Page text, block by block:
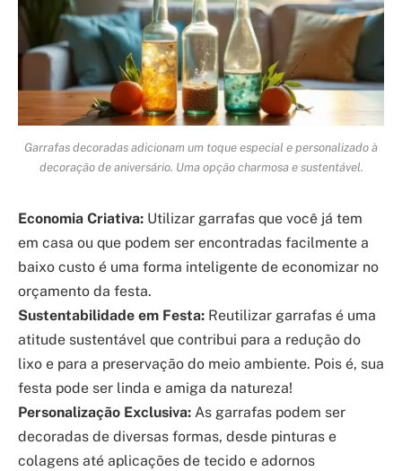
Garrafas decoradas adicionam um toque especial e personalizado à
decoração de aniversário. Uma opção charmosa e sustentável.
Economia Criativa: Utilizar garrafas que você já tem
em casa ou que podem ser encontradas facilmente a
baixo custo é uma forma inteligente de economizar no
orçamento da festa.
Sustentabilidade em Festa: Reutilizar garrafas é uma
atitude sustentável que contribui para a redução do
lixo e para a preservação do meio ambiente. Pois é, sua
festa pode ser linda e amiga da natureza!
Personalização Exclusiva: As garrafas podem ser
decoradas de diversas formas, desde pinturas e
colagens até aplicações de tecido e adornos